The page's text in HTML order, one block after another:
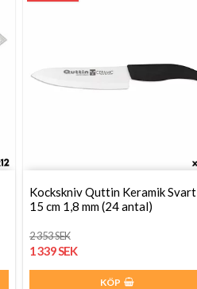
Kockskniv Quttin Keramik Svart
15 cm 1,8 mm (24 antal)
2 353 SEK
1 339 SEK
KÖP